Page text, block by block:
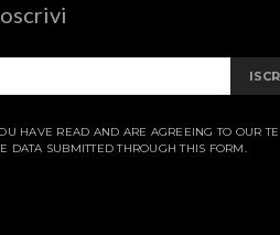
HAVE READ AND ARE AGREEING TO OUR
DATA SUBMITTED THROUGH THIS FORM.